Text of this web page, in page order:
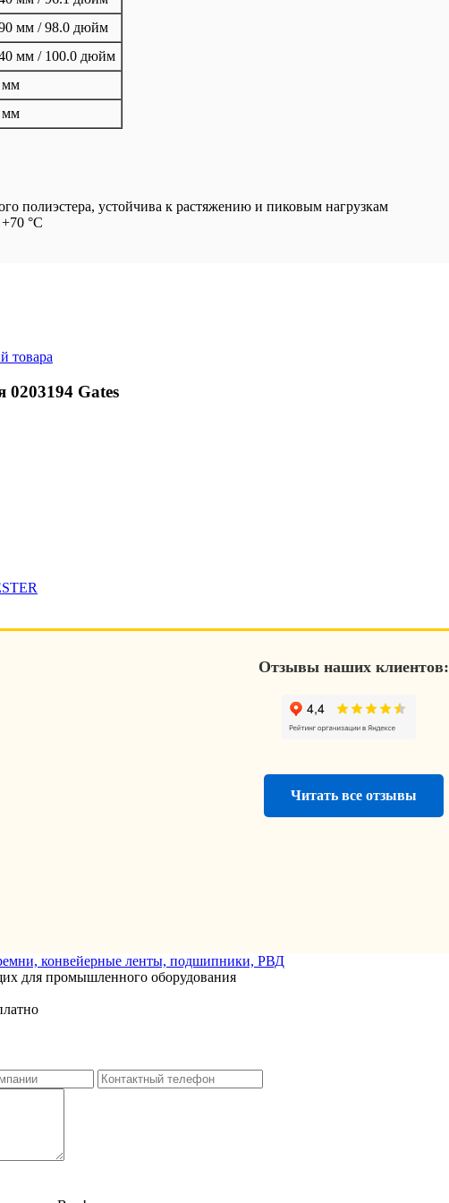
мм / 98.0 дюйм
мм / 100.0 дюйм
мм
мм
полиэстера, устойчива к растяжению и пиковым нагрузкам
°C
товара
0203194 Gates
Отзывы наших клиентов:
Читать все отзывы
для промышленного оборудования